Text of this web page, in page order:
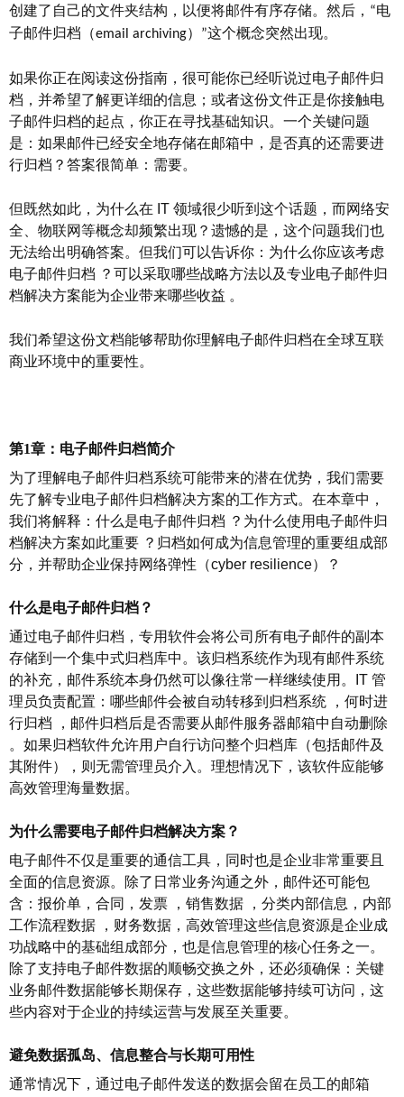
创建了自己的文件夹结构，以便将邮件有序存储。然后， “电
子邮件归档（email archiving） ”这个概念突然出现。
如果你正在阅读这份指南，很可能你已经听说过电子邮件归
档，并希望了解更详细的信息；或者这份文件正是你接触电
子邮件归档的起点，你正在寻找基础知识。一个关键问题
是：如果邮件已经安全地存储在邮箱中，是否真的还需要进
行归档？答案很简单：需要。
但既然如此，为什么在 IT 领域很少听到这个话题，而网络安
全、物联网等概念却频繁出现？遗憾的是，这个问题我们也
无法给出明确答案。但我们可以告诉你：为什么你应该考虑
电子邮件归档 ？ 可以采取哪些战略方法以及专业电子邮件归
档解决方案能为企业带来哪些收益 。
我们希望这份文档能够帮助你理解电子邮件归档在全球互联
商业环境中的重要性。
第1章：电子邮件归档简介
为了理解电子邮件归档系统可能带来的潜在优势，我们需要
先了解专业电子邮件归档解决方案的工作方式。在本章中，
我们将解释：什么是电子邮件归档 ？ 为什么使用电子邮件归
档解决方案如此重要 ？ 归档如何成为信息管理的重要组成部
分，并帮助企业保持网络弹性（cyber resilience） ？
什么是电子邮件归档？
通过电子邮件归档，专用软件会将公司所有电子邮件的副本
存储到一个集中式归档库中。该归档系统作为现有邮件系统
的补充，邮件系统本身仍然可以像往常一样继续使用。
IT 管
理员负责配置：哪些邮件会被自动转移到归档系统
， 何时进
行归档
， 邮件归档后是否需要从邮件服务器邮箱中自动删除
。 如果归档软件允许用户自行访问整个归档库（包括邮件及
其附件），则无需管理员介入。理想情况下，该软件应能够
高效管理海量数据。
为什么需要电子邮件归档解决方案？
电子邮件不仅是重要的通信工具，同时也是企业非常重要且
全面的信息资源。除了日常业务沟通之外，邮件还可能包
含：报价单 ， 合同 ， 发票 ， 销售数据 ， 分类内部信息 ， 内部
工作流程数据
， 财务数据 ， 高效管理这些信息资源是企业成
功战略中的基础组成部分，也是信息管理的核心任务之一。
除了支持电子邮件数据的顺畅交换之外，还必须确保：关键
业务邮件数据能够长期保存 ， 这些数据能够持续可访问 ， 这
些内容对于企业的持续运营与发展至关重要。
避免数据孤岛、信息整合与长期可用性
通常情况下，通过电子邮件发送的数据会留在员工的邮箱